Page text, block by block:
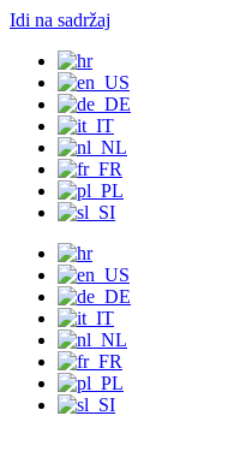
Idi na sadržaj